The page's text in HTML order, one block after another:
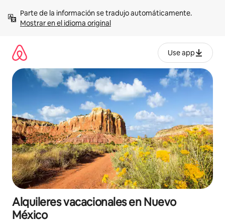
contenidoMostrar en el idioma original
Use app
Alquileres vacacionales en Nuevo
México